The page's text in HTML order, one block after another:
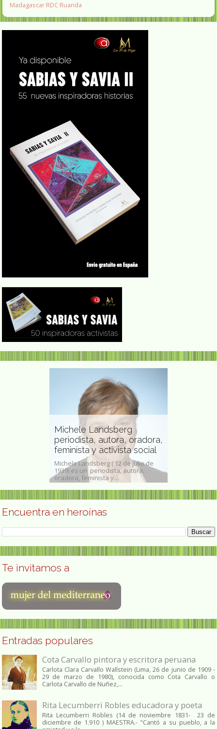
Madagascar RDC Ruanda
Michele Landsberg
periodista, autora, oradora,
feminista y activista social
Michele Landsberg ( 12 de julio de
1939) es un periodista, autora,
oradora, feminista y...
Encuentra en heroínas
Te invitamos a
Entradas populares
Cota Carvallo pintora y escritora peruana
Carlota Clara Carvallo Wallstein (Lima, 26 de junio de 1909 -
29 de marzo de 1980), conocida como Cota Carvallo o
Carlota Carvallo de Nuñez,...
Rita Lecumberri Robles educadora y poeta
Rita Lecumberri Robles (14 de noviembre 1831- 23 de
diciembre de 1.910 ) MAESTRA.- "Cantó a su pueblo, a la